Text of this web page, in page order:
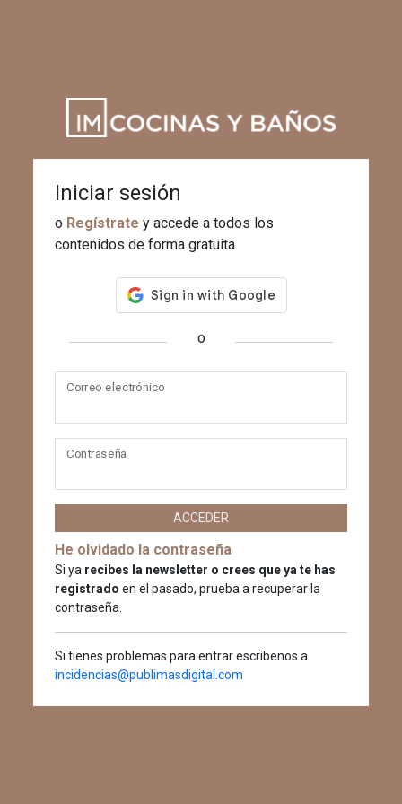
Iniciar sesión
o Regístrate y accede a todos los
contenidos de forma gratuita.
o
Correo electrónico
Contraseña
ACCEDER
He olvidado la contraseña
Si ya recibes la newsletter o crees que ya te has
registrado en el pasado, prueba a recuperar la
contraseña.
Si tienes problemas para entrar escribenos a
incidencias@publimasdigital.com